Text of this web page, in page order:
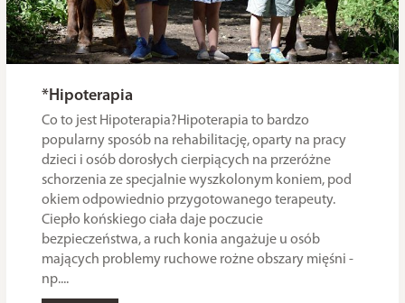
*Hipoterapia
Co to jest Hipoterapia?Hipoterapia to bardzo
popularny sposób na rehabilitację, oparty na pracy
dzieci i osób dorosłych cierpiących na przeróżne
schorzenia ze specjalnie wyszkolonym koniem, pod
okiem odpowiednio przygotowanego terapeuty.
Ciepło końskiego ciała daje poczucie
bezpieczeństwa, a ruch konia angażuje u osób
mających problemy ruchowe rożne obszary mięśni -
np....